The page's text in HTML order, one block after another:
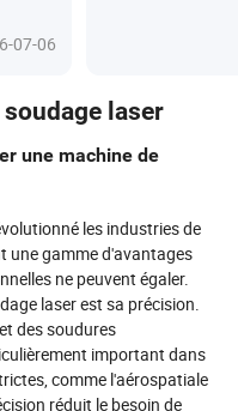
de
font
la
07-06
laser
une machine de
les industries de
gamme d'avantages
ne peuvent égaler.
laser est sa précision.
des soudures
important dans
comme l'aérospatiale
réduit le besoin de